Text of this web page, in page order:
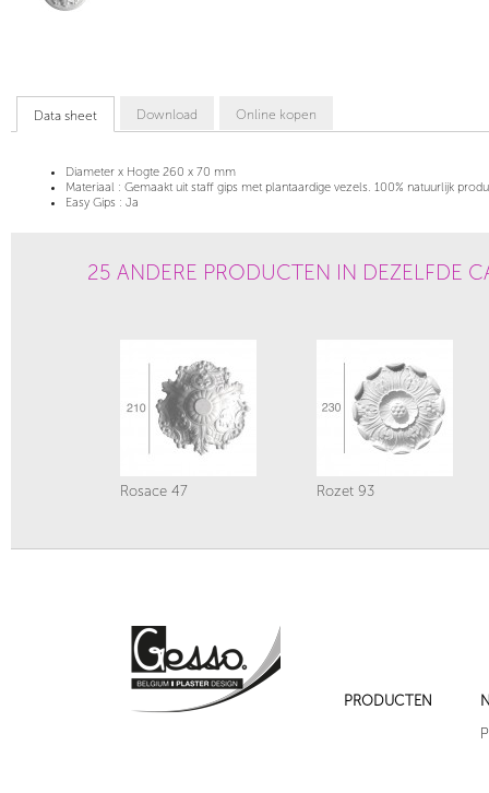
Data sheet Download Online kopen
Diameter x Hogte 260 x 70 mm
Materiaal : Gemaakt uit staff gips met plantaardige vezels. 100% natuurlijk
Easy Gips : Ja
25 ANDERE PRODUCTEN IN DEZELFDE
Rosace 47 Rozet 93
Rozet 452
PRODUCTEN